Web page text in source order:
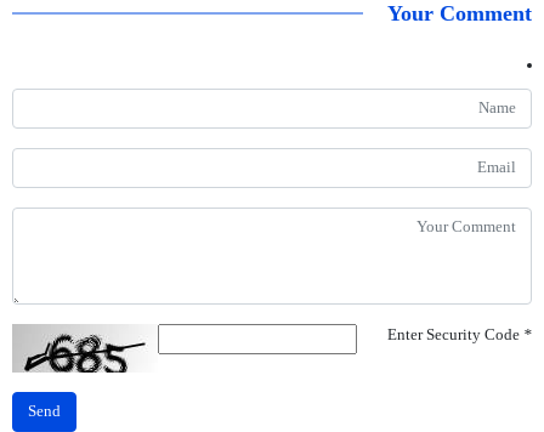
Your Comment
*
Send